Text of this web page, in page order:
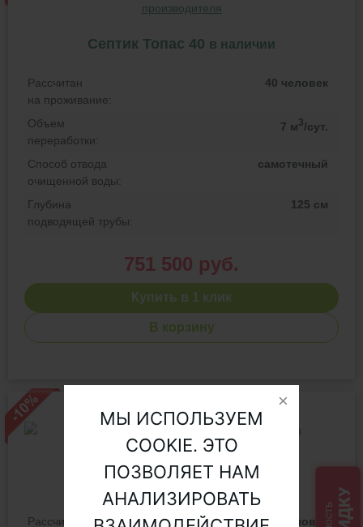
Септик Топас 40 в наличии
Рассчитан
на проживание:
40 человек
Объем
переработки:
7 м3/сут.
Способ отвода
очищенной воды:
самотечный
Глубина
подводящей трубы:
125 см
751 500 руб.
Купить в 1 клик
В корзину
Септик Топас 50 в наличии
Рассчитан 50 человек
МЫ ИСПОЛЬЗУЕМ
COOKIE. ЭТО
ПОЗВОЛЯЕТ НАМ
АНАЛИЗИРОВАТЬ